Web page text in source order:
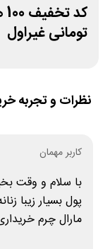
تومانی غیراول
نظرات و تجربه
کاربر مهمان
مارال چرم